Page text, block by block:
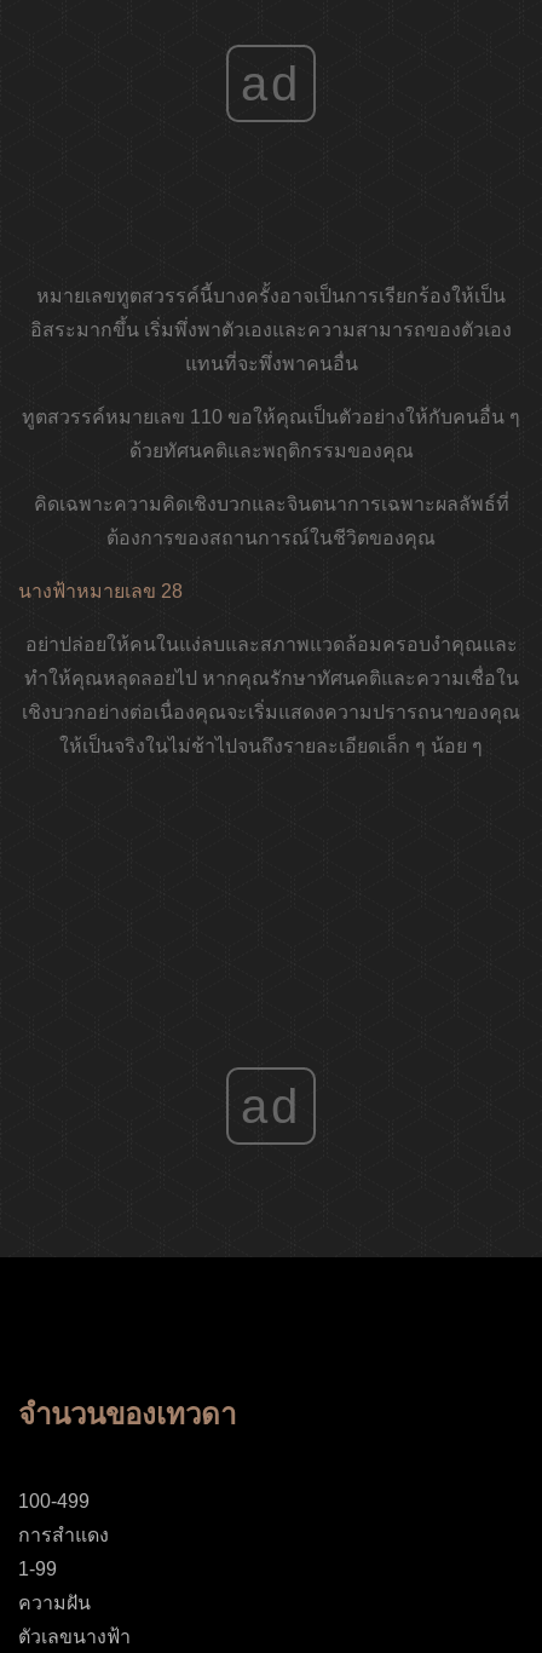
ad
หมายเลขทูตสวรรค์นี้บางครั้งอาจเป็นการเรียกร้องให้เป็น
อิสระมากขึ้น เริ่มพึ่งพาตัวเองและความสามารถของตัวเอง
แทนที่จะพึ่งพาคนอื่น
ทูตสวรรค์หมายเลข 110 ขอให้คุณเป็นตัวอย่างให้กับคนอื่น ๆ
ด้วยทัศนคติและพฤติกรรมของคุณ
คิดเฉพาะความคิดเชิงบวกและจินตนาการเฉพาะผลลัพธ์ที่
ต้องการของสถานการณ์ในชีวิตของคุณ
นางฟ้าหมายเลข 28
อย่าปล่อยให้คนในแง่ลบและสภาพแวดล้อมครอบงำคุณและ
ทำให้คุณหลุดลอยไป หากคุณรักษาทัศนคติและความเชื่อใน
เชิงบวกอย่างต่อเนื่องคุณจะเริ่มแสดงความปรารถนาของคุณ
ให้เป็นจริงในไม่ช้าไปจนถึงรายละเอียดเล็ก ๆ น้อย ๆ
ad
จำนวนของเทวดา
100-499
การสำแดง
1-99
ความฝัน
ตัวเลขนางฟ้า